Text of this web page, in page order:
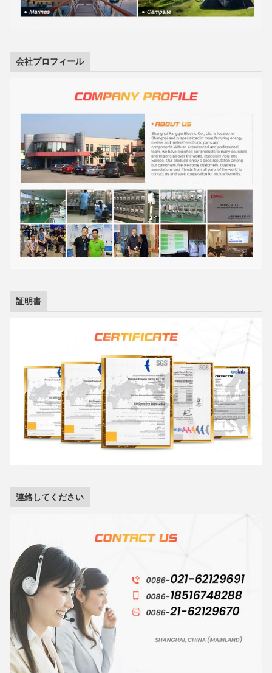
会社プロフィール
証明書
連絡してください